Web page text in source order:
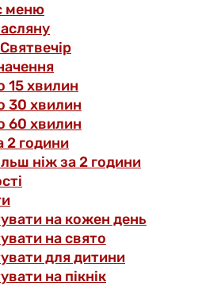
меню
15 хвилин
30 хвилин
60 хвилин
2 години
ніж за 2 години
на кожен день
на свято
для дитини
на пікнік